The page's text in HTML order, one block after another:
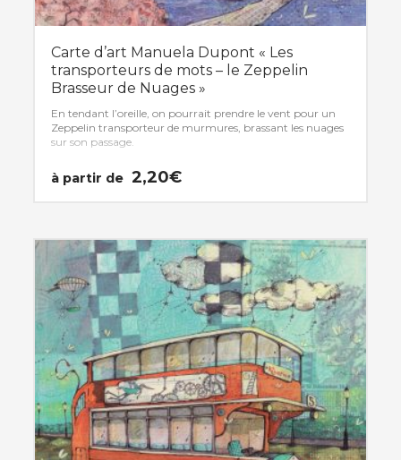
Carte d’art Manuela Dupont « Les
transporteurs de mots – le Zeppelin
Brasseur de Nuages »
En tendant l’oreille, on pourrait prendre le vent pour un
Zeppelin transporteur de murmures, brassant les nuages
sur son passage.
à partir de 2,20€
a
plusieurs
variations.
Les
options
peuvent
être
choisies
sur
la
page